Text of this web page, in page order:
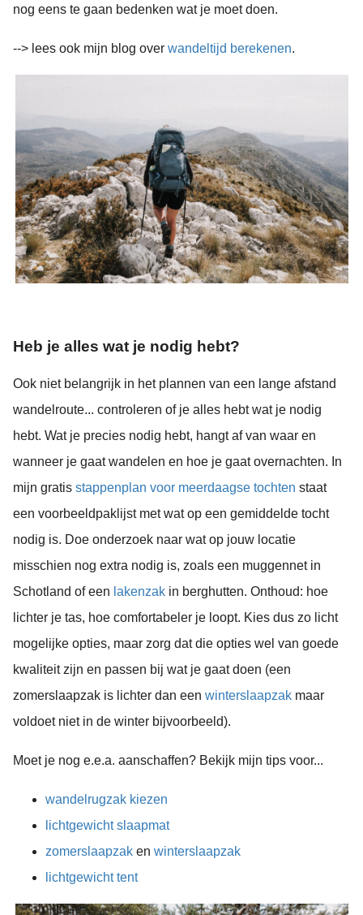
nog eens te gaan bedenken wat je moet doen.
--> lees ook mijn blog over wandeltijd berekenen.
Heb je alles wat je nodig hebt?
Ook niet belangrijk in het plannen van een lange afstand
wandelroute... controleren of je alles hebt wat je nodig
hebt. Wat je precies nodig hebt, hangt af van waar en
wanneer je gaat wandelen en hoe je gaat overnachten. In
mijn gratis stappenplan voor meerdaagse tochten staat
een voorbeeldpaklijst met wat op een gemiddelde tocht
nodig is. Doe onderzoek naar wat op jouw locatie
misschien nog extra nodig is, zoals een muggennet in
Schotland of een lakenzak in berghutten. Onthoud: hoe
lichter je tas, hoe comfortabeler je loopt. Kies dus zo licht
mogelijke opties, maar zorg dat die opties wel van goede
kwaliteit zijn en passen bij wat je gaat doen (een
zomerslaapzak is lichter dan een winterslaapzak maar
voldoet niet in de winter bijvoorbeeld).
Moet je nog e.e.a. aanschaffen? Bekijk mijn tips voor...
wandelrugzak kiezen
lichtgewicht slaapmat
zomerslaapzak en winterslaapzak
lichtgewicht tent